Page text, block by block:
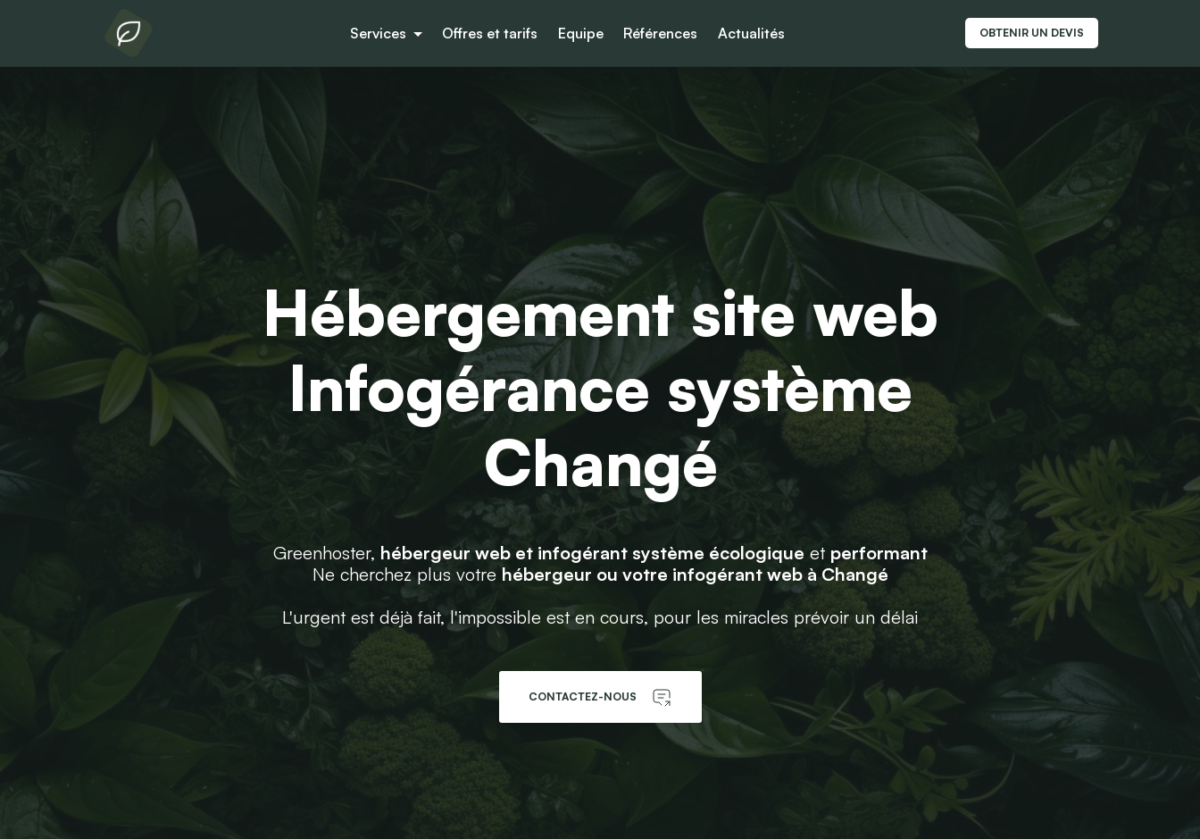
Services Offres et tarifs Equipe Références Actualités OBTENIR UN DEVIS
Hébergement site web
Infogérance système
Changé
Greenhoster, hébergeur web et infogérant système écologique et performant
Ne cherchez plus votre hébergeur ou votre infogérant web à Changé
L'urgent est déjà fait, l'impossible est en cours, pour les miracles prévoir un délai
CONTACTEZ-NOUS